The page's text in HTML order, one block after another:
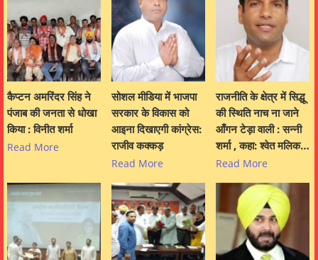
कैप्टन अमरिंदर सिंह ने
पंजाब की जनता से धोखा
किया : विनीत शर्मा
Read More
सोशल मीडिया में भाजपा
सरकार के विकास को
आइना दिखाएगी कांग्रेस:
राजीव कक्कड़
Read More
राजनीति के क्षेत्र में सिद्धू
की स्थिति नाच ना जाने
आँगन टेड़ा वाली : सन्नी
शर्मा , कहा: श्वेत मलिक…
Read More